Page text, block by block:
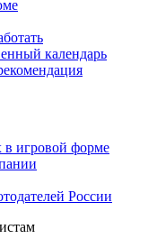
календарь
игровой форме
России